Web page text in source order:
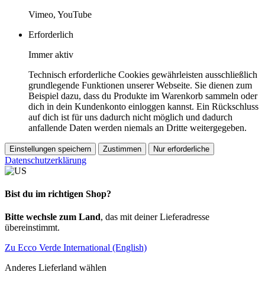
Vimeo, YouTube
Erforderlich
Immer aktiv
Technisch erforderliche Cookies gewährleisten ausschließlich
grundlegende Funktionen unserer Webseite. Sie dienen zum
Beispiel dazu, dass du Produkte im Warenkorb sammeln oder
dich in dein Kundenkonto einloggen kannst. Ein Rückschluss
auf dich ist für uns dadurch nicht möglich und dadurch
anfallende Daten werden niemals an Dritte weitergegeben.
Einstellungen speichern Zustimmen Nur erforderliche
Datenschutzerklärung
Bist du im richtigen Shop?
Bitte wechsle zum Land, das mit deiner Lieferadresse
übereinstimmt.
Zu Ecco Verde International (English)
Anderes Lieferland wählen